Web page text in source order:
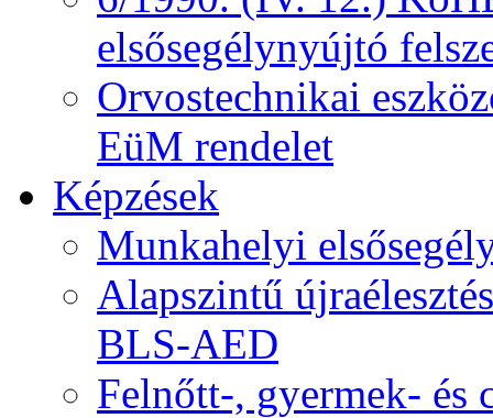
elsősegélynyújtó
Orvostechnikai
EüM rendelet
Képzések
Munkahelyi
Alapszintű
BLS-AED
Felnőtt-, gyermek- és